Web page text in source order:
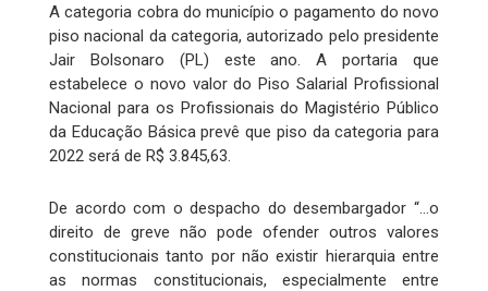
A categoria cobra do município o pagamento do novo
piso nacional da categoria, autorizado pelo presidente
Jair Bolsonaro (PL) este ano. A portaria que
estabelece o novo valor do Piso Salarial Profissional
Nacional para os Profissionais do Magistério Público
da Educação Básica prevê que piso da categoria para
2022 será de R$ 3.845,63.
De acordo com o despacho do desembargador “…o
direito de greve não pode ofender outros valores
constitucionais tanto por não existir hierarquia entre
as normas constitucionais, especialmente entre